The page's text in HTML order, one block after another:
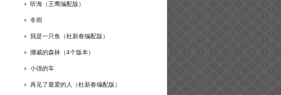
听海（王鹰编配版）
冬雨
我是一只鱼（杜新春编配版）
挪威的森林（4个版本）
小强的车
再见了最爱的人（杜新春编配版）